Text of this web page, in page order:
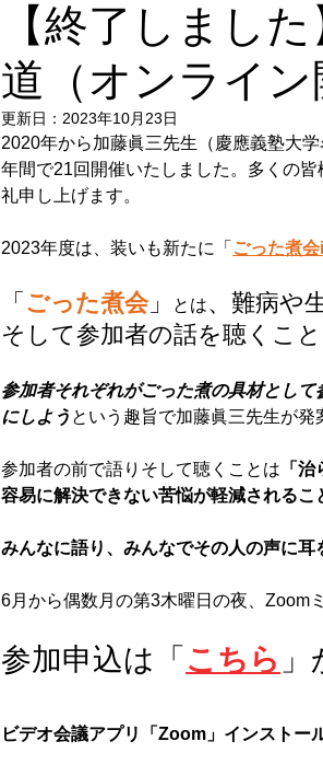
【終了しまし
道（オンライン
更新日： 2023年10月23日
2020年から加藤眞三先生（慶應義塾大
年間で21回開催いたしました。多くの
礼申し上げます。
2023年度は、装いも新たに「 ごった煮
「 ごった煮会」 とは、難病や
そして参加者の話を聴くこ
参加者それぞれがごった煮の具材とし
にしよう という趣旨で加藤眞三先生が発
参加者の前で語りそして聴くことは 「
容易に解決できない苦悩が軽減される
みんなに語り、みんなでその人の声に
6月から偶数月の第3木曜日の夜、Zoom
参加申込は「 こちら
ビデオ会議アプリ「Zoom」インストー